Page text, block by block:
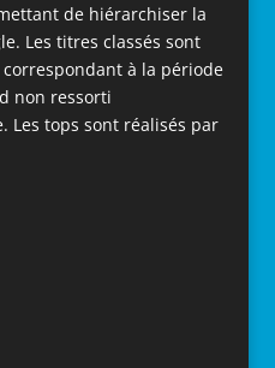
de hiérarchiser la
Les titres classés sont
à la période
non ressorti
Les tops sont réalisés par